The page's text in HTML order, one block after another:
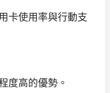
卡使用率與行動支
度高的優勢。